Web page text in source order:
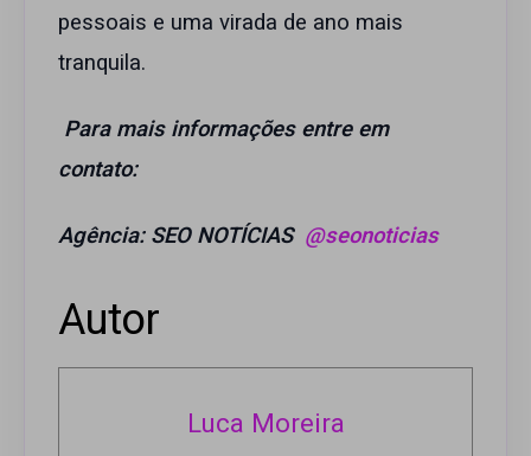
pessoais e uma virada de ano mais
tranquila.
Para mais informações entre em
contato:
Agência: SEO NOTÍCIAS @seonoticias
Autor
Luca Moreira